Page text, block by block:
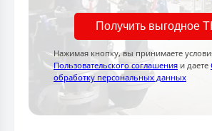
Получить выгодное
Нажимая кнопку, вы принимаете
Пользовательского соглашения и даете
обработку персональных данных